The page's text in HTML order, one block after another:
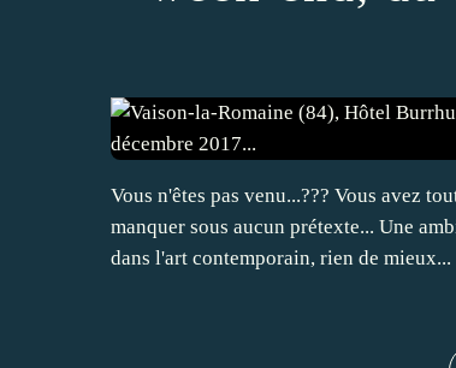
Vous n'êtes pas venu...??? Vous avez
manquer sous aucun prétexte... Une
dans l'art contemporain, rien de mieux...